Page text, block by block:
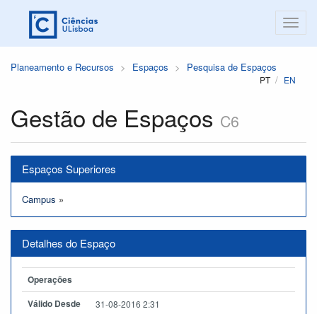
Planeamento e Recursos Espaços Pesquisa de Espaços
PT EN
Gestão de Espaços C6
Espaços Superiores
Campus »
Detalhes do Espaço
Operações
Válido Desde
31-08-2016 2:31